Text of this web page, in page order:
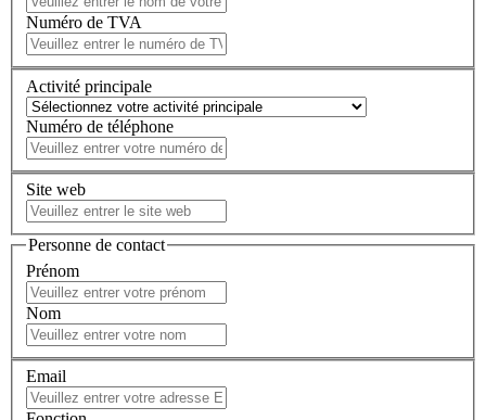
Numéro de TVA
Activité principale
Numéro de téléphone
Site web
Personne de contact
Prénom
Nom
Email